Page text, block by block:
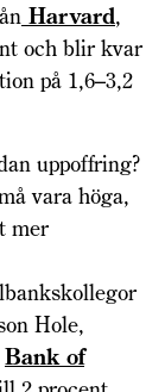
Harvard,
och blir kvar
på 1,6–3,2
uppoffring?
vara höga,
mer
Hole,
Bank of